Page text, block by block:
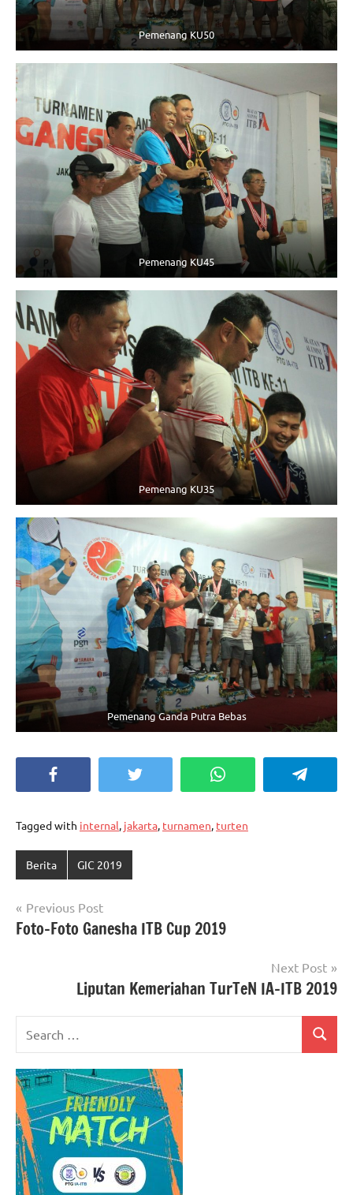
Pemenang KU50
Pemenang KU45
Pemenang KU35
Pemenang Ganda Putra Bebas
Twitter WhatsApp
Tagged with internal, jakarta, turnamen, turten
Berita GIC 2019
Post
navigation
Previous Post
Foto-Foto Ganesha ITB Cup 2019
Next Post
Liputan Kemeriahan TurTeN IA-ITB 2019
Search